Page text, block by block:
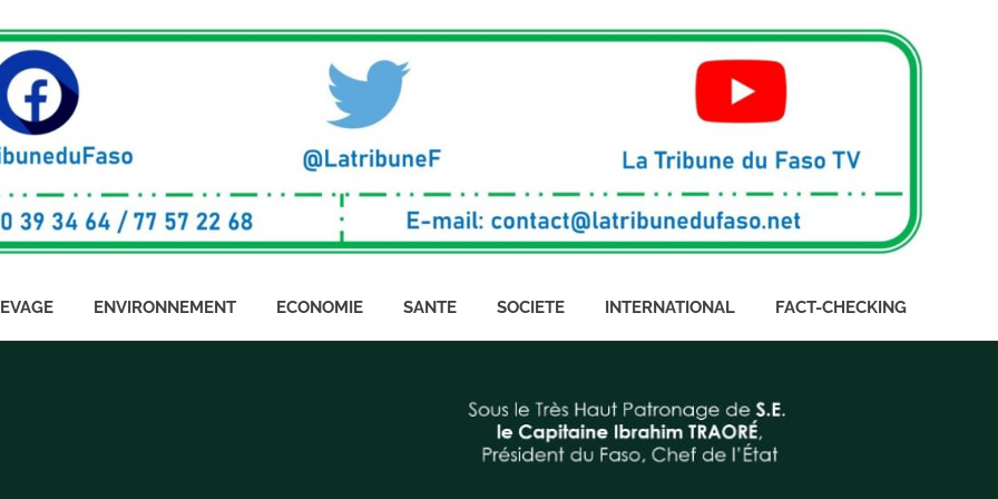
ENVIRONNEMENT ECONOMIE SANTE SOCIETE INTERNATIONAL FACT-CHECKING